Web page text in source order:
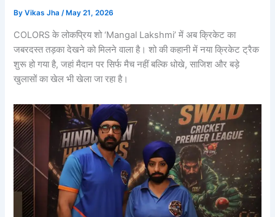
ByVikas Jha/ May 21, 2026
COLORS के लोकप्रिय शो ‘Mangal Lakshmi’ में अब क्रिकेट का
जबरदस्त तड़का देखने को मिलने वाला है। शो की कहानी में नया क्रिकेट ट्रैक
शुरू हो गया है, जहां मैदान पर सिर्फ मैच नहीं बल्कि धोखे, साजिश और बड़े
खुलासों का खेल भी खेला जा रहा है।